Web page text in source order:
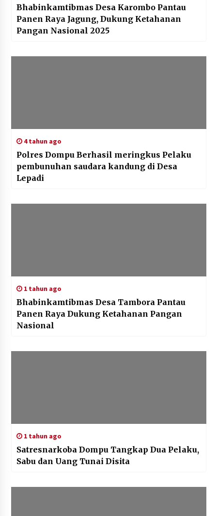
Bhabinkamtibmas Desa Karombo Pantau
Panen Raya Jagung, Dukung Ketahanan
Pangan Nasional 2025
4 tahun ago
Polres Dompu Berhasil meringkus Pelaku
pembunuhan saudara kandung di Desa
Lepadi
1 tahun ago
Bhabinkamtibmas Desa Tambora Pantau
Panen Raya Dukung Ketahanan Pangan
Nasional
1 tahun ago
Satresnarkoba Dompu Tangkap Dua Pelaku,
Sabu dan Uang Tunai Disita